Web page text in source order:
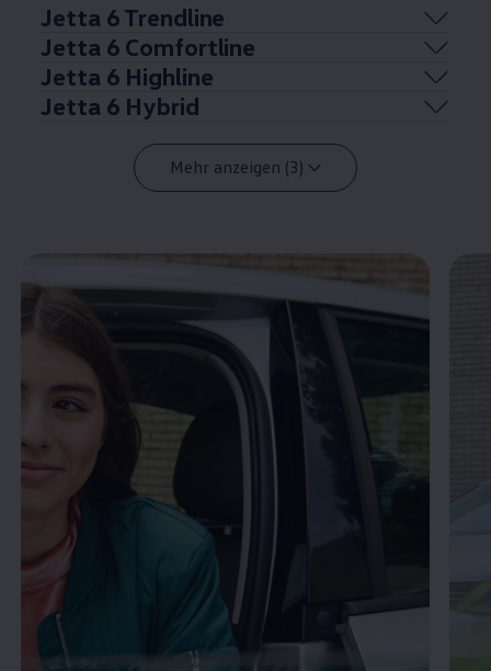
Jetta 6 Trendline
Jetta 6 Comfortline
Jetta 6 Highline
Jetta 6 Hybrid
Mehr anzeigen (3)